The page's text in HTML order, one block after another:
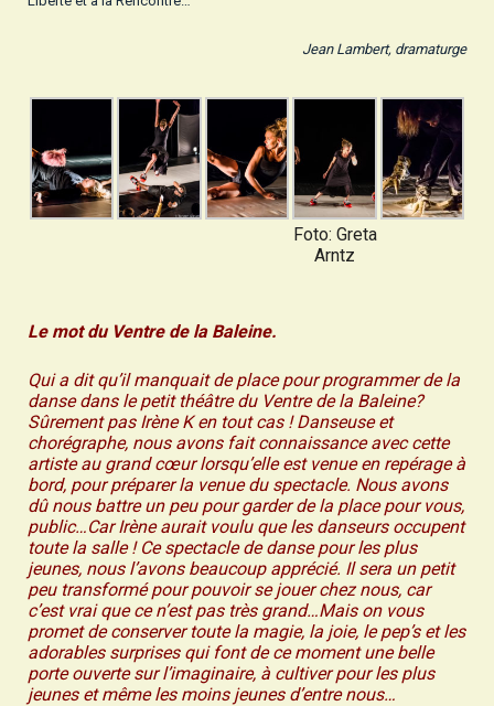
Jean Lambert, dramaturge
Foto: Greta
Arntz
Le mot du Ventre de la Baleine.
Qui a dit qu’il manquait de place pour programmer de la
danse dans le petit théâtre du Ventre de la Baleine?
Sûrement pas Irène K en tout cas ! Danseuse et
chorégraphe, nous avons fait connaissance avec cette
artiste au grand cœur lorsqu’elle est venue en repérage à
bord, pour préparer la venue du spectacle. Nous avons
dû nous battre un peu pour garder de la place pour vous,
public…Car Irène aurait voulu que les danseurs occupent
toute la salle ! Ce spectacle de danse pour les plus
jeunes, nous l’avons beaucoup apprécié. Il sera un petit
peu transformé pour pouvoir se jouer chez nous, car
c’est vrai que ce n’est pas très grand…Mais on vous
promet de conserver toute la magie, la joie, le pep’s et les
adorables surprises qui font de ce moment une belle
porte ouverte sur l’imaginaire, à cultiver pour les plus
jeunes et même les moins jeunes d’entre nous…